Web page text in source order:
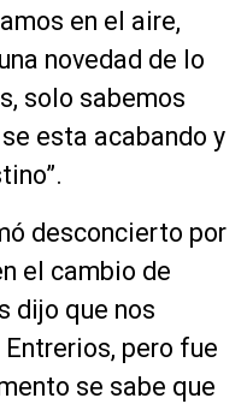
en el aire,
novedad de lo
solo sabemos
esta acabando y
desconcierto por
el cambio de
dijo que nos
pero fue
se sabe que